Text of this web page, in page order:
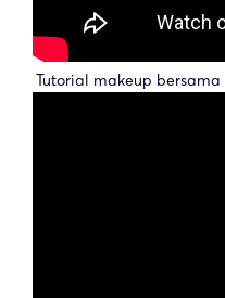
Tutorial makeup bersama